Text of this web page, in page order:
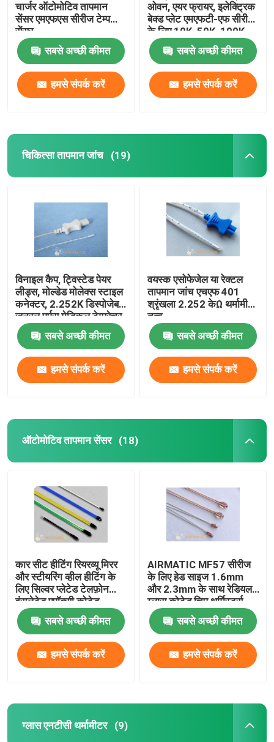
चिप स्टाइल एनटीसी थर्मिस्टर्स
एनटीसी थर्मामीटर चिप
चार्जर ऑटोमोटिव तापमान
सेंसर एमएफएस सीरीज टेम्प
सेंसर
सबसे अच्छी कीमत
हमसे संपर्क करें
ओवन, एयर फ्रायर, इलेक्ट्रिक
बेक्ड प्लेट एमएफटी-एफ सीरीज
के लिए 10K, 50K, 100K
तापमान सेंसर
सबसे अच्छी कीमत
हमसे संपर्क करें
चिकित्सा तापमान जांच (19)
विनाइल कैप, ट्विस्टेड पेयर
लीड्स, मोल्डेड मोलेक्स स्टाइल
कनेक्टर, 2.252K डिस्पोजेबल
जनरल पर्पस मेडिकल टेम्परेचर
सेंसर
सबसे अच्छी कीमत
हमसे संपर्क करें
वयस्क एसोफेजेल या रेक्टल
तापमान जांच एचएफ 401
श्रृंखला 2.252 केΩ थर्मामीटर
तत्व
सबसे अच्छी कीमत
हमसे संपर्क करें
ऑटोमोटिव तापमान सेंसर (18)
कार सीट हीटिंग रियरव्यू मिरर
और स्टीयरिंग व्हील हीटिंग के
लिए सिल्वर प्लेटेड टेलफ़ोन
इंसुलेटेड एपॉक्सी कोटेड
थर्मिस्टर्स
सबसे अच्छी कीमत
हमसे संपर्क करें
AIRMATIC MF57 सीरीज
के लिए हेड साइज 1.6mm
और 2.3mm के साथ रेडियल
ग्लास कोटेड चिप थर्मिस्टर्स
सबसे अच्छी कीमत
हमसे संपर्क करें
ग्लास एनटीसी थर्मामीटर (9)